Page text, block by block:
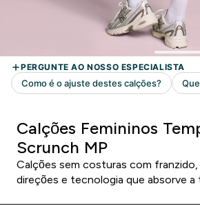
Calções Femininos
Scrunch MP
Calções sem costuras com
direções e tecnologia que absorve a